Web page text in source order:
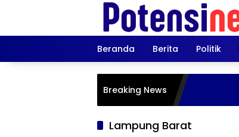
Beranda Berita Politik
Breaking News
Lampung Barat